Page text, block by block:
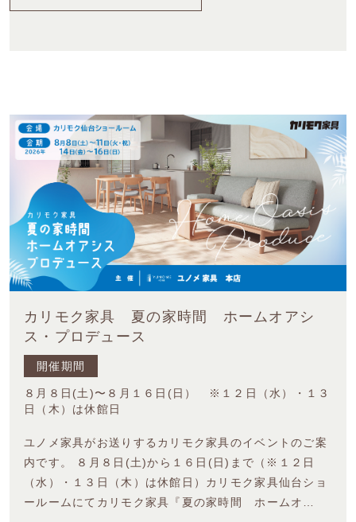
カリモク家具 夏の家時間 ホームオアシ
ス・プロデュース
開催期間
８月８日(土)〜８月１６日(日） ※１２日（水）・１３
日（木）は休館日
ユノメ家具がお送りするカリモク家具のイベントのご案
内です。 ８月８日(土)から１６日(日)まで（※１２日
（水）・１３日（木）は休館日）カリモク家具仙台ショ
ールームにてカリモク家具『夏の家時間 ホームオ…